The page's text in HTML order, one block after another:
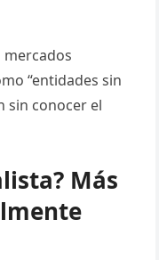
mercados
“entidades sin
sin conocer el
Más